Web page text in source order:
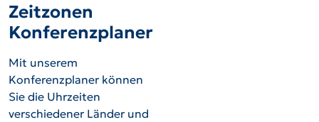
Zeitzonen
Konferenzplaner
Mit unserem
Konferenzplaner können
Sie die Uhrzeiten
verschiedener Länder und